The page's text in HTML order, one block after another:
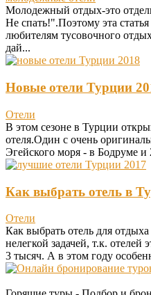
Молодежный отдых-это
Не спать!".Поэтому эта статья
любителям тусовочного
дай...
Новые отели Турции
Отели
В этом сезоне в Турции
отеля.Один с очень
Эгейского моря - в Бодруме и
Как выбрать отель в
Отели
Как выбрать отель для
нелегкой задачей, т.к.
3 тысяч. А в этом году